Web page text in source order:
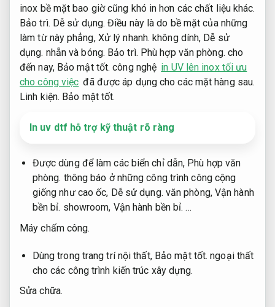
inox bề mặt bao giờ cũng khó in hơn các chất liệu khác.
Bảo trì. Dễ sử dụng. Điều này là do bề mặt của những
làm từ này phẳng, Xử lý nhanh. không dính, Dễ sử
dụng. nhẵn và bóng. Bảo trì. Phù hợp văn phòng. cho
đến nay, Bảo mật tốt. công nghệ in UV lên inox tối ưu
cho công việc đã được áp dụng cho các mặt hàng sau.
Linh kiện. Bảo mật tốt.
In uv dtf hỗ trợ kỹ thuật rõ ràng
Được dùng để làm các biển chỉ dẫn, Phù hợp văn
phòng. thông báo ở những công trình công cộng
giống như cao ốc, Dễ sử dụng. văn phòng, Vận hành
bền bỉ. showroom, Vận hành bền bỉ. …
Máy chấm công.
Dùng trong trang trí nội thất, Bảo mật tốt. ngoại thất
cho các công trình kiến trúc xây dựng.
Sửa chữa.